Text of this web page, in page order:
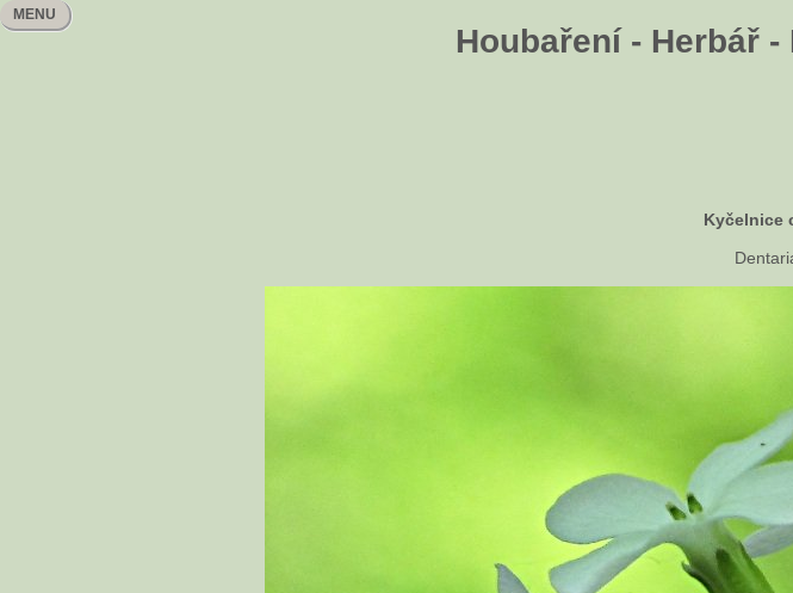
Houbaření - Herbář
MENU
Kyčelnice